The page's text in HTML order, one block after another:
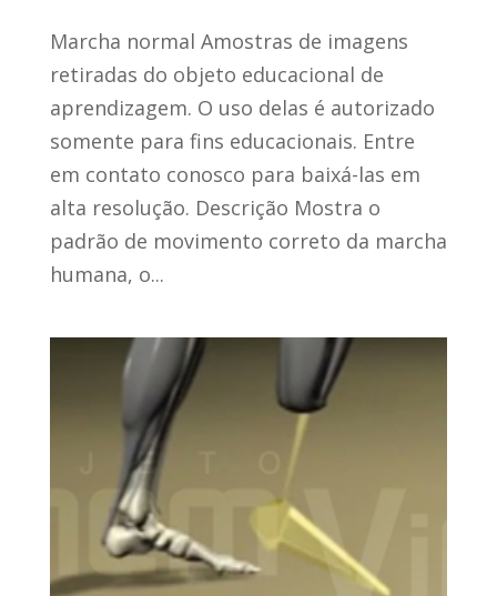
Marcha normal Amostras de imagens
retiradas do objeto educacional de
aprendizagem. O uso delas é autorizado
somente para fins educacionais. Entre
em contato conosco para baixá-las em
alta resolução. Descrição Mostra o
padrão de movimento correto da marcha
humana, o...